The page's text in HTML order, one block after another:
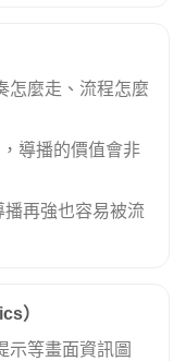
怎麼走、流程怎麼
導播的價值會非
再強也容易被流
）
示等畫面資訊圖